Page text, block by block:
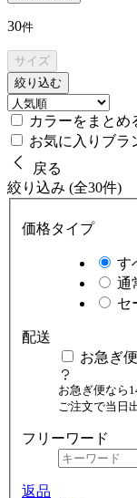
30件
サイズ
絞り込む
カラーをまとめ
お気に入りブラ
戻る
絞り込み (全30件)
価格タイプ
す
通
セ
配送
お急ぎ
お急ぎ便なら
ご注文で当日
フリーワード
返品